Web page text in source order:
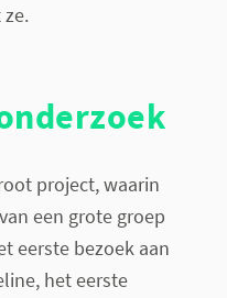
project, waarin
een grote groep
eerste bezoek aan
het eerste